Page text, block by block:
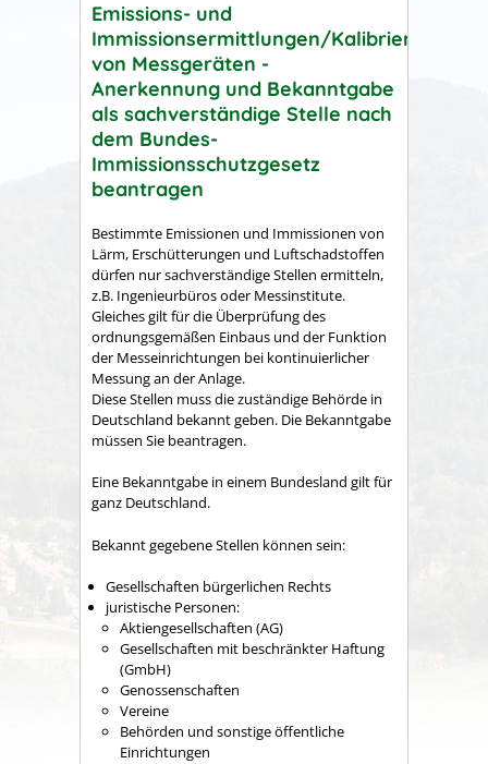
Emissions- und
Immissionsermittlungen/Kalibrierung
von Messgeräten -
Anerkennung und Bekanntgabe
als sachverständige Stelle nach
dem Bundes-
Immissionsschutzgesetz
beantragen
Bestimmte Emissionen und Immissionen von
Lärm, Erschütterungen und Luftschadstoffen
dürfen nur sachverständige Stellen ermitteln,
z.B. Ingenieurbüros oder Messinstitute.
Gleiches gilt für die Überprüfung des
ordnungsgemäßen Einbaus und der Funktion
der Messeinrichtungen bei kontinuierlicher
Messung an der Anlage.
Diese Stellen muss die zuständige Behörde in
Deutschland bekannt geben. Die Bekanntgabe
müssen Sie beantragen.
Eine Bekanntgabe in einem Bundesland gilt für
ganz Deutschland.
Bekannt gegebene Stellen können sein:
Gesellschaften bürgerlichen Rechts
juristische Personen:
Aktiengesellschaften (AG)
Gesellschaften mit beschränkter Haftung
(GmbH)
Genossenschaften
Vereine
Behörden und sonstige öffentliche
Einrichtungen